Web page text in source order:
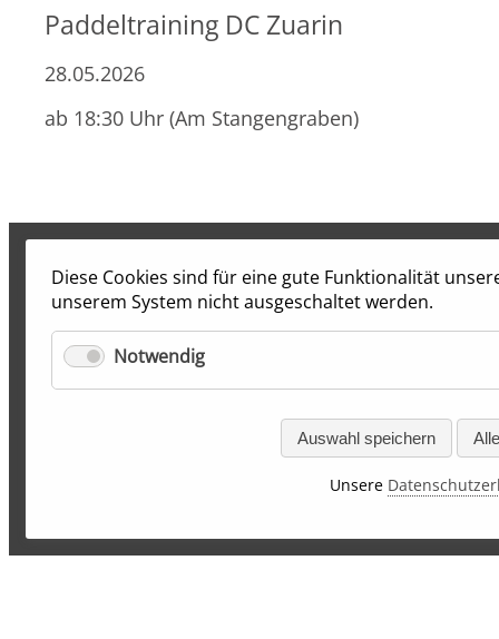
Paddeltraining DC Zuarin
28.05.2026
ab 18:30 Uhr (Am Stangengraben)
Diese Cookies sind für eine gute Funktionalität
unserem System nicht ausgeschaltet werden.
Notwendig
Auswahl speichern
Unsere